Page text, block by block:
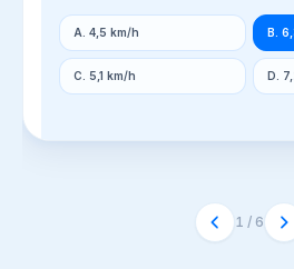
A. 4,5 km/h B.
C. 5,1 km/h D.
1 / 6